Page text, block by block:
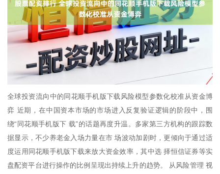
全球投资流向中的同花顺手机版下载风险模型参数化校准从资金博
弈 近期，在中国资本市场的市场进入反复验证逻辑的阶段中，围
绕“同花顺手机版下 载”的话题再度升温。多家第三方机构的跟踪数
据显示，不少养老金入场力量在市 场波动加剧时，更倾向于通过适
度运用同花顺手机版下载来放大资金效率，其中选 择恒信证券等实
盘配资平台进行操作的比例呈现出持续上升的趋势。 从风险管理 视